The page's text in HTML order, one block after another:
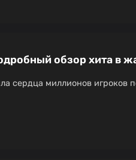
обзор хита в
сердца миллионов